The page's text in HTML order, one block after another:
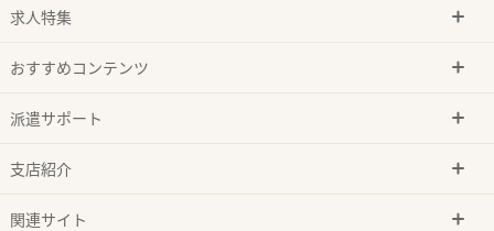
求人特集
おすすめコンテンツ
派遣サポート
支店紹介
関連サイト